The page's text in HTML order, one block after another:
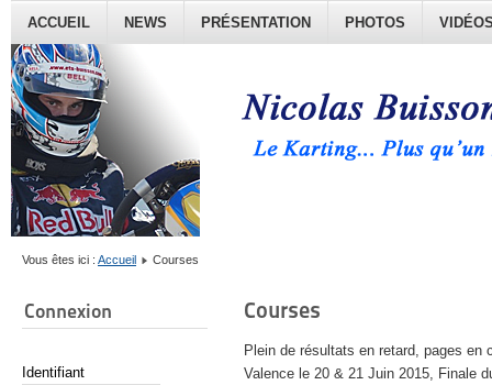
ACCUEIL NEWS PRÉSENTATION PHOTOS
Vous êtes ici : Accueil Courses
Connexion
Identifiant
Courses
Plein de résultats en retard, pages en
Valence le 20 & 21 Juin 2015, Finale